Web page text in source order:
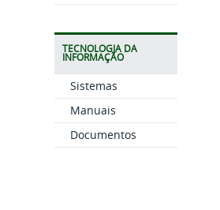
TECNOLOGIA DA
INFORMAÇÃO
Sistemas
Manuais
Documentos